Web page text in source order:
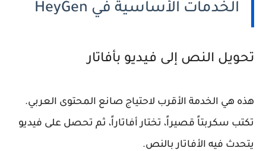
الخدمات الأساسية في HeyGen
تحويل النص إلى فيديو بأفاتار
هذه هي الخدمة الأقرب لاحتياج صانع المحتوى العربي.
تكتب سكربتاً قصيراً، تختار أفاتاراً، ثم تحصل على فيديو
يتحدث فيه الأفاتار بالنص.